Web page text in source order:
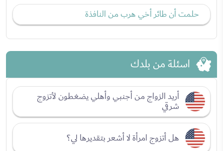
حلمت أن طائر أخي هرب من النافذة
اسئلة من بلدك
أريد الزواج من أجنبي وأهلي يضغطون لأتزوج
شرقي
هل أتزوج امرأة لا أشعر بتقديرها لي؟